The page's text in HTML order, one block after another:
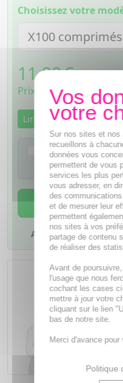
Choisissez votre
11,90€ TTC
Prix de vente au public
Lire la notice
Je confirme
médicament
Ajouter à mes favoris
d'un
Notre
Sur nos sites et nos
recueillons à
données vous
permettent de vous
services les plus
vous adresser, en
des
et de mesurer leur
permettent
nos sites à vos
partage de contenu
de réaliser des
Avant de
l'usage que nous
cochant les cases
mettre à jour votre
cliquant sur le lien
bas de notre site.
Merci d'avance pour
Politique